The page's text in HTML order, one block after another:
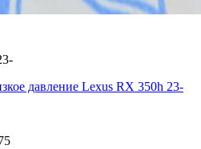
давление Lexus RX 350h 23-